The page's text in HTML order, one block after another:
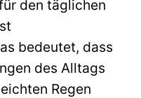
den täglichen
bedeutet, dass
des Alltags
Regen